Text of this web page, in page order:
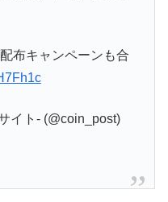
布キャンペーンも合
イト- (@coin_post)